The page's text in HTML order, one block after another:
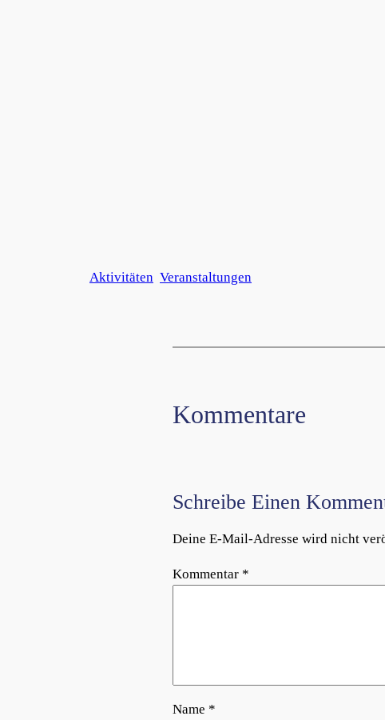
Aktivitäten Veranstaltungen
Kommentare
Schreibe Einen
Deine E-Mail-Adresse wird nicht
Kommentar *
Name *